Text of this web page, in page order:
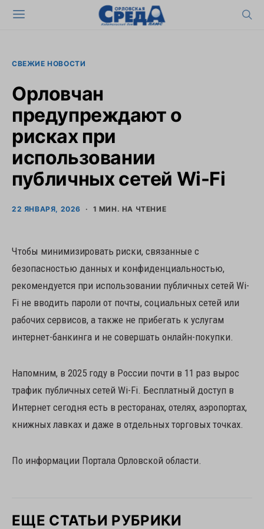
СВЕЖИЕ НОВОСТИ
Орловчан
предупреждают о
рисках при
использовании
публичных сетей Wi-Fi
22 ЯНВАРЯ, 2026 1 МИН. НА ЧТЕНИЕ
Чтобы минимизировать риски, связанные с
безопасностью данных и конфиденциальностью,
рекомендуется при использовании публичных сетей Wi-
Fi не вводить пароли от почты, социальных сетей или
рабочих сервисов, а также не прибегать к услугам
интернет-банкинга и не совершать онлайн-покупки.
Напомним, в 2025 году в России почти в 11 раз вырос
трафик публичных сетей Wi-Fi. Бесплатный доступ в
Интернет сегодня есть в ресторанах, отелях, аэропортах,
книжных лавках и даже в отдельных торговых точках.
По информации Портала Орловской области.
ЕЩЕ СТАТЬИ РУБРИКИ